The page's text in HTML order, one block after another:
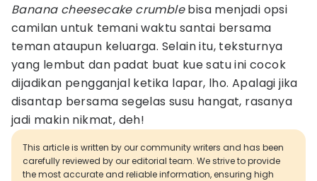
Banana cheesecake crumblebisa menjadi opsi
camilan untuk temani waktu santai bersama
teman ataupun keluarga. Selain itu, teksturnya
yang lembut dan padat buat kue satu ini cocok
dijadikan pengganjal ketika lapar, lho. Apalagi jika
disantap bersama segelas susu hangat, rasanya
jadi makin nikmat, deh!
This article is written by our community writers and has been
carefully reviewed by our editorial team. We strive to provide
the most accurate and reliable information, ensuring high